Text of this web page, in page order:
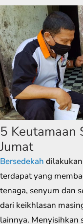
5 Keutamaan
Jumat
Bersedekah
terdapat yang
tenaga, senyum dan
dari keikhlasan
lainnya. Menyisihkan